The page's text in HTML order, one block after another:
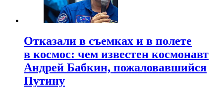
Отказали в съемках и в полете
в космос: чем известен космонавт
Андрей Бабкин, пожаловавшийся
Путину